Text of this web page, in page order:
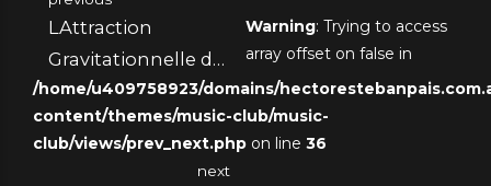
LAttraction
Gravitationnelle du
Gain Application
Plinko, un
Divertissement
Warning: Trying to access
array offset on false in
/home/u409758923/domains/
content/themes/music-club/music-
club/views/prev_next.php on line 36
next